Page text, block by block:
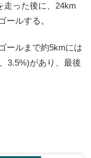
走った後に、24km
ールする。
ールまで約5kmには
3.5%)があり、最後